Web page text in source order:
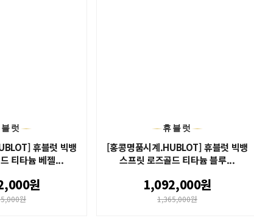
럿
휴블럿 빅뱅
티타늄 베젤...
원
원
휴블럿
[홍콩명품시계.HUBLOT] 휴블럿 빅뱅
스프릿 로즈골드 티타늄 블루...
1,092,000원
1,365,000원